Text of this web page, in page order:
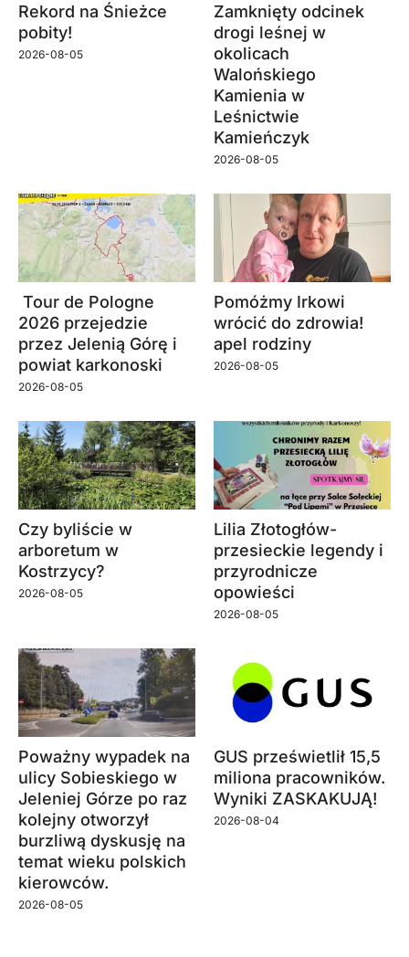
Rekord na Śnieżce
pobity!
2026-08-05
Zamknięty odcinek
drogi leśnej w
okolicach
Walońskiego
Kamienia w
Leśnictwie
Kamieńczyk
2026-08-05
Tour de Pologne
2026 przejedzie
przez Jelenią Górę i
powiat karkonoski
2026-08-05
Pomóżmy Irkowi
wrócić do zdrowia!
apel rodziny
2026-08-05
Czy byliście w
arboretum w
Kostrzycy?
2026-08-05
Lilia Złotogłów-
przesieckie legendy i
przyrodnicze
opowieści
2026-08-05
Poważny wypadek na
ulicy Sobieskiego w
Jeleniej Górze po raz
kolejny otworzył
burzliwą dyskusję na
temat wieku polskich
kierowców.
2026-08-05
GUS prześwietlił 15,5
miliona pracowników.
Wyniki ZASKAKUJĄ!
2026-08-04